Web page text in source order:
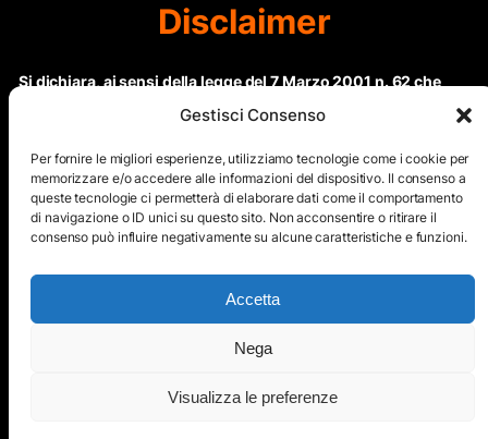
Gestisci Consenso
Per fornire le migliori esperienze, utilizziamo tecnologie come i cookie per
memorizzare e/o accedere alle informazioni del dispositivo. Il consenso a
queste tecnologie ci permetterà di elaborare dati come il comportamento
di navigazione o ID unici su questo sito. Non acconsentire o ritirare il
consenso può influire negativamente su alcune caratteristiche e funzioni.
Accetta
Nega
Visualizza le preferenze
Disclaimer
Si dichiara, ai sensi della legge del 7 Marzo 2001 n. 62 che
questo sito non rientra nella categoria di “Informazione
regolari. Le immagini dei collaboratori detentori del
Copyright © sono riproducibili solo dietro specifica
autorizzazione. Il contenuto del sito, comprensivo di testi e
immagini, eccetto dove espressamente specificato, è
protetto da Copyright © e non può essere riprodotto e
diffuso tramite nessun mezzo elettronico o cartaceo senza
esplicita autorizzazione scritta da parte dello staff di ”Il Mare
nel cuore”
Mappa del Sito